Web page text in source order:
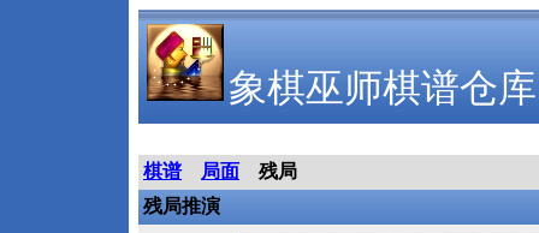
象棋巫师棋谱仓库
棋谱 局面
残局
残局推演